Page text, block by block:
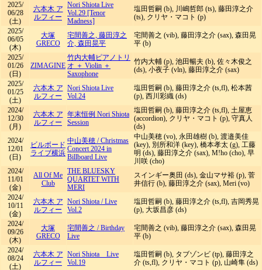
2025/
06/28
(土)
六本木 ア
ルフィー
Nori Shiota Live
Vol.29 [Tenor
Madness]
塩田哲嗣 (b), 川嶋哲郎 (ts), 藤田淳之介
(ts), クリヤ・マコト (p)
2025/
06/05
(木)
大塚
GRECO
宅間善之, 藤田淳之
介, 森田晃平
宅間善之 (vib), 藤田淳之介 (sax), 森田晃
平 (b)
2025/
01/26
(日)
ZIMAGINE
竹内大輔ピアノトリ
オ ＋ Violin ＋
Saxophone
竹内大輔 (p), 池田暢夫 (b), 佐々木俊之
(ds), 小夜子 (vln), 藤田淳之介 (sax)
2025/
01/25
(土)
六本木 ア
ルフィー
Nori Shiota Live
Vol.24
塩田哲嗣 (b), 藤田淳之介 (ts,fl), 松本茜
(p), 西川彩織 (ds)
2024/
12/30
(月)
六本木 ア
ルフィー
年末恒例 Nori Shiota
Session
塩田哲嗣 (b), 藤田淳之介 (ts,fl), 土屋恵
(accordion), クリヤ・マコト (p), 守真人
(ds)
2024/
12/01
(日)
ビルボード
ライブ横浜
中山美穂 /Christmas
Concert 2024 in
Billboard Live
中山美穂 (vo), 永田雄樹 (b), 渡邉美佳
(key), 別所和洋 (key), 橋本孝太 (g), 工藤
明 (ds), 藤田淳之介 (sax), M!ho (cho), 早
川咲 (cho)
2024/
11/01
(金)
All Of Me
Club
THE BLUESKY
QUARTET WITH
MERI
スインギー奥田 (ds), 金山マサ裕 (p), 菅
井信行 (b), 藤田淳之介 (sax), Meri (vo)
2024/
10/11
(金)
六本木 ア
ルフィー
Nori Shiota /Live
Vol.2
塩田哲嗣 (b), 藤田淳之介 (ts,fl), 吉岡秀晃
(p), 大坂昌彦 (ds)
2024/
09/26
(木)
大塚
GRECO
宅間善之 /Birthday
Live
宅間善之 (vib), 藤田淳之介 (sax), 森田晃
平 (b)
2024/
08/24
(土)
六本木 ア
ルフィー
Nori Shiota Live
Vol.19
塩田哲嗣 (b), タブゾンビ (tp), 藤田淳之
介 (ts,fl), クリヤ・マコト (p), 山崎隼 (ds)